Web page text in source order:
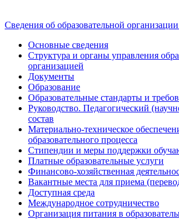
Сведения об образовательной организации
Основные сведения
Структура и органы управления
организацией
Документы
Образование
Образовательные стандарты и
Руководство. Педагогический
состав
Материально-техническое
образовательного процесса
Стипендии и меры поддержки
Платные образовательные услуги
Финансово-хозяйственная
Вакантные места для приема
Доступная среда
Международное сотрудничество
Организация питания в